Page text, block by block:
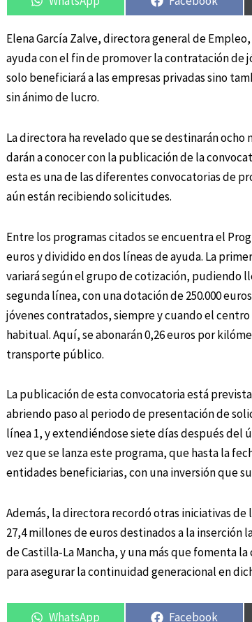
Elena García Zalve, directora general de
ayuda con el fin de promover la contratación de
solo beneficiará a las empresas privadas sino
sin ánimo de lucro.
La directora ha revelado que se destinarán
darán a conocer con la publicación de la
esta es una de las diferentes convocatorias de
aún están recibiendo solicitudes.
Entre los programas citados se encuentra el
euros y dividido en dos líneas de ayuda. La
variará según el grupo de cotización, pudiendo
segunda línea, con una dotación de 250.000
jóvenes contratados, siempre y cuando el
habitual. Aquí, se abonarán 0,26 euros por
transporte público.
La publicación de esta convocatoria está
abriendo paso al periodo de presentación de
línea 1, y extendiéndose siete días después del
vez que se lanza este programa, que hasta la
entidades beneficiarias, con una inversión que
Además, la directora recordó otras iniciativas de
27,4 millones de euros destinados a la
de Castilla-La Mancha, y una más que fomenta
para asegurar la continuidad generacional en
WhatsApp Facebook